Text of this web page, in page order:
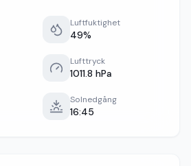
Luftfuktighet
49%
Lufttryck
1011.8 hPa
Solnedgång
16:45